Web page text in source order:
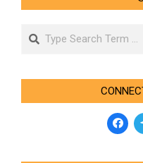
Search